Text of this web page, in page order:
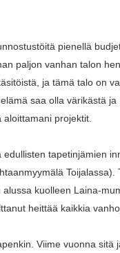
pienellä
paljon vanhan talon
ja tämä talo on
saa olla värikästä
projektit.
tapetinjämien
kuolleen Laina-
heittää kaikkia
Viime vuonna sitä